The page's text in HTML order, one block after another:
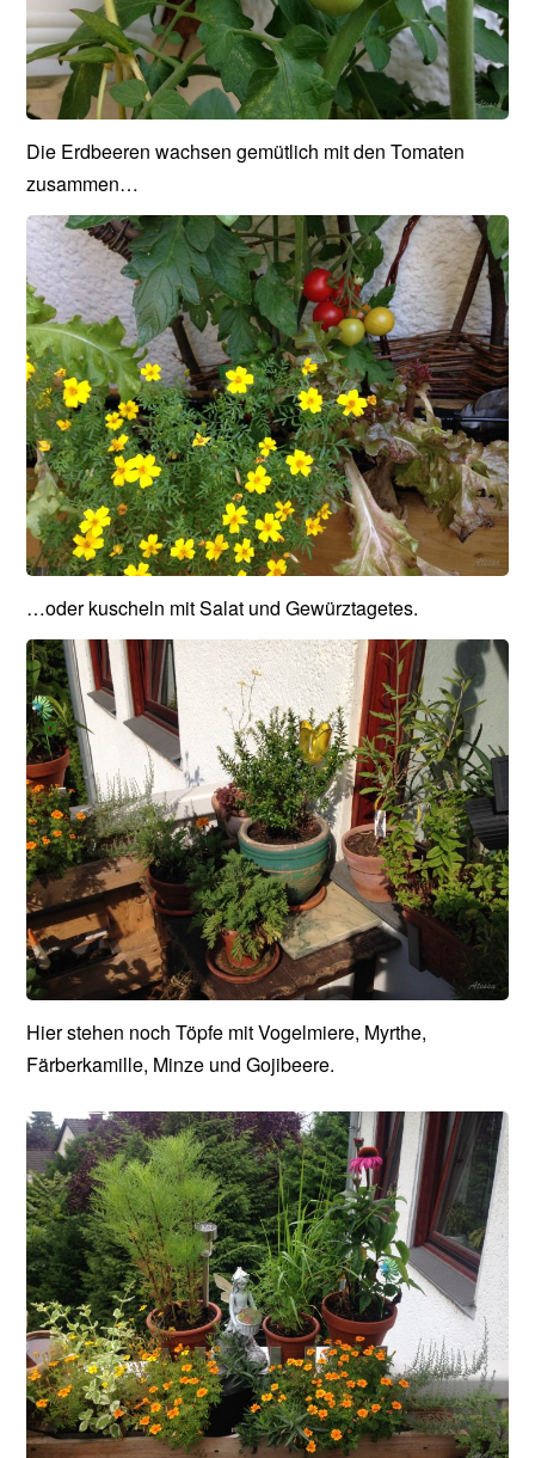
Die Erdbeeren wachsen gemütlich mit den Tomaten
zusammen…
…oder kuscheln mit Salat und Gewürztagetes.
Hier stehen noch Töpfe mit Vogelmiere, Myrthe,
Färberkamille, Minze und Gojibeere.